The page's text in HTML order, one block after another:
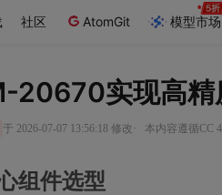
社区 AtomGit 模型市场
20670实现高精
于 2026-07-07 13:56:18 修改 · 本内容遵循CC
组件选型